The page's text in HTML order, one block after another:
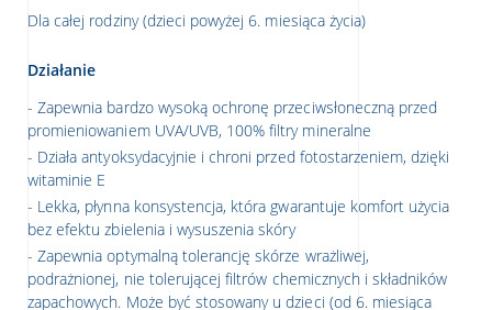
Dla całej rodziny (dzieci powyżej 6. miesiąca życia)
Działanie
Zapewnia bardzo wysoką ochronę przeciwsłoneczną przed
promieniowaniem UVA/UVB, 100% filtry mineralne
Działa antyoksydacyjnie i chroni przed fotostarzeniem, dzięki
witaminie E
Lekka, płynna konsystencja, która gwarantuje komfort użycia
bez efektu zbielenia i wysuszenia skóry
Zapewnia optymalną tolerancję skórze wrażliwej,
podrażnionej, nie tolerującej filtrów chemicznych i składników
zapachowych. Może być stosowany u dzieci (od 6. miesiąca